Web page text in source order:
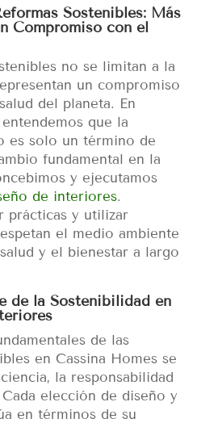
Sostenibles: Más
Compromiso con el
no se limitan a la
un compromiso
del planeta. En
que la
es solo un término de
fundamental en la
y ejecutamos
de interiores.
prácticas y utilizar
el medio ambiente
y el bienestar a largo
de la Sostenibilidad en
de las
en Cassina Homes se
la responsabilidad
elección de diseño y
en términos de su